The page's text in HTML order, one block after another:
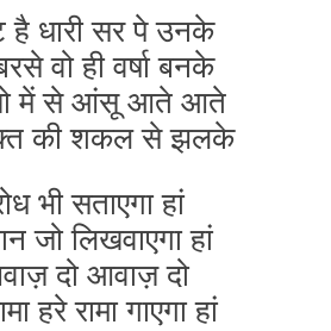
धारी सर पे उनके
वो ही वर्षा बनके
में से आंसू आते आते
की शकल से झलके
भी सताएगा हां
जो लिखवाएगा हां
दो आवाज़ दो
हरे रामा गाएगा हां